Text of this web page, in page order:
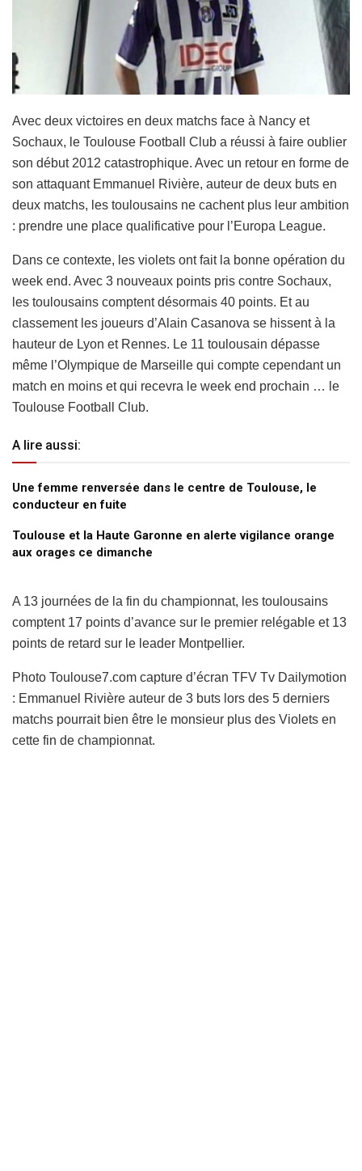
Avec deux victoires en deux matchs face à Nancy et
Sochaux, le Toulouse Football Club a réussi à faire oublier
son début 2012 catastrophique. Avec un retour en forme de
son attaquant Emmanuel Rivière, auteur de deux buts en
deux matchs, les toulousains ne cachent plus leur ambition
: prendre une place qualificative pour l’Europa League.
Dans ce contexte, les violets ont fait la bonne opération du
week end. Avec 3 nouveaux points pris contre Sochaux,
les toulousains comptent désormais 40 points. Et au
classement les joueurs d’Alain Casanova se hissent à la
hauteur de Lyon et Rennes. Le 11 toulousain dépasse
même l’Olympique de Marseille qui compte cependant un
match en moins et qui recevra le week end prochain … le
Toulouse Football Club.
A lire aussi:
Une femme renversée dans le centre de Toulouse, le
conducteur en fuite
Toulouse et la Haute Garonne en alerte vigilance orange
aux orages ce dimanche
A 13 journées de la fin du championnat, les toulousains
comptent 17 points d’avance sur le premier relégable et 13
points de retard sur le leader Montpellier.
Photo Toulouse7.com capture d’écran TFV Tv Dailymotion
: Emmanuel Rivière auteur de 3 buts lors des 5 derniers
matchs pourrait bien être le monsieur plus des Violets en
cette fin de championnat.